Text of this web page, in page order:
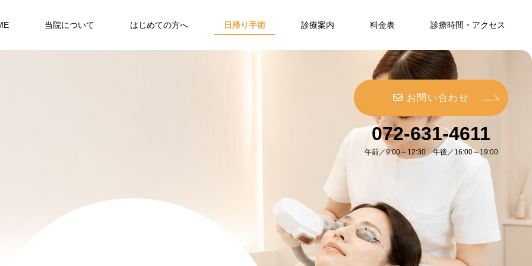
当院について はじめての方へ 日帰り手術 診療案内 料金表 診療時間・アクセス
お問い合わせ
072-631-4611
午前／9:00～12:30 午後／16:00～19:00